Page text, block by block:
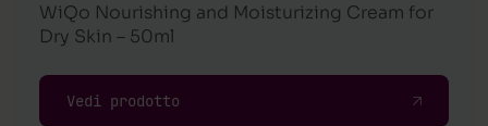
WiQo Nourishing and Moisturizing Cream for
Dry Skin – 50ml
Vedi prodotto